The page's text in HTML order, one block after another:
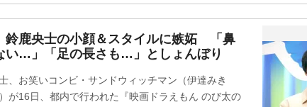
鈴鹿央士の小顔＆スタイルに嫉妬 「鼻
い…」「足の長さも…」としょんぼり
、お笑いコンビ・サンドウィッチマン（伊達みき
が16日、都内で行われた『映画ドラえもん のび太の